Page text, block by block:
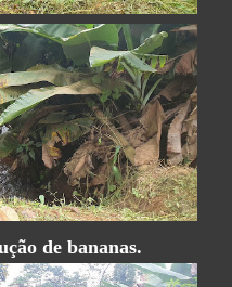
de bananas.